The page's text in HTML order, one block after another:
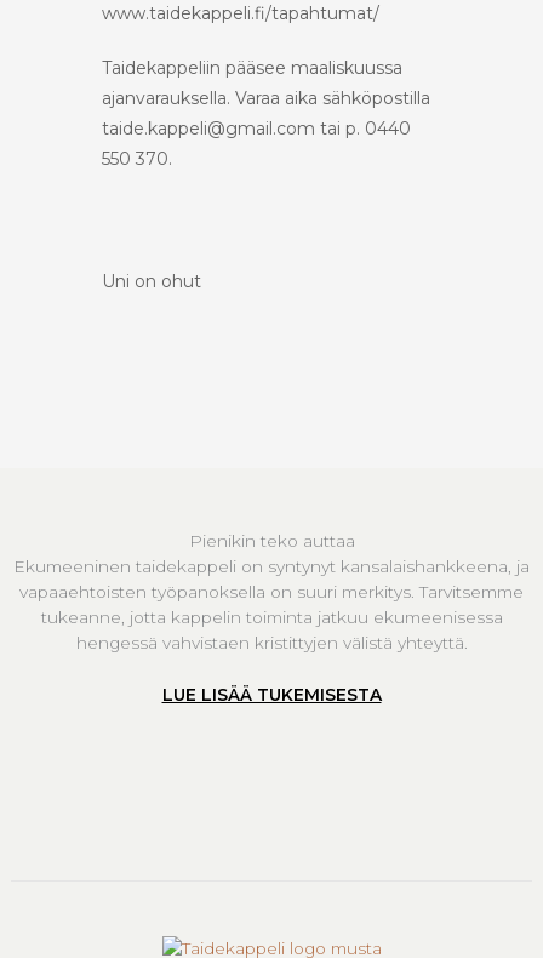
www.taidekappeli.fi/tapahtumat/
Taidekappeliin pääsee maaliskuussa
ajanvarauksella. Varaa aika sähköpostilla
taide.kappeli@gmail.com tai p. 0440
550 370.
Uni on ohut
Pienikin teko auttaa
Ekumeeninen taidekappeli on syntynyt kansalaishankkeena, ja
vapaaehtoisten työpanoksella on suuri merkitys. Tarvitsemme
tukeanne, jotta kappelin toiminta jatkuu ekumeenisessa
hengessä vahvistaen kristittyjen välistä yhteyttä.
LUE LISÄÄ TUKEMISESTA